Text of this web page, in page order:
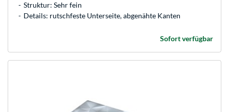
Struktur: Sehr fein
Details: rutschfeste Unterseite, abgenähte Kanten
Sofort verfügbar